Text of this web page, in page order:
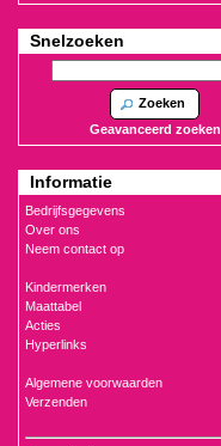
Snelzoeken
Zoeken
Geavanceerd zoeken
Informatie
Bedrijfsgegevens
Over ons
Neem contact op
Kindermerken
Maattabel
Acties
Hyperlinks
Algemene voorwaarden
Verzenden